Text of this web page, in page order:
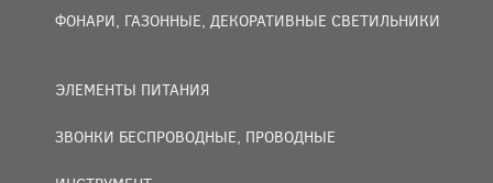
ФОНАРИ, ГАЗОННЫЕ, ДЕКОРАТИВНЫЕ СВЕТИЛЬНИКИ
ЭЛЕМЕНТЫ ПИТАНИЯ
ЗВОНКИ БЕСПРОВОДНЫЕ, ПРОВОДНЫЕ